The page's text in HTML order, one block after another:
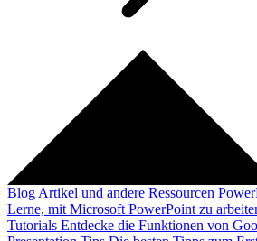
Blog Artikel und andere Ressourcen
Lerne, mit Microsoft PowerPoint zu
Tutorials Entdecke die Funktionen von